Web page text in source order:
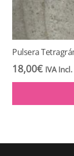
Pulsera
18,00€ IVA Incl.